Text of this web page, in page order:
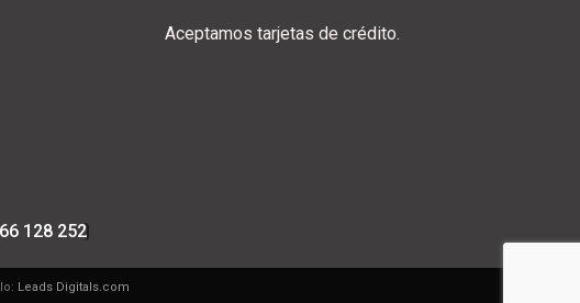
128 252
Aceptamos tarjetas de crédito.
Leads Digitals.com